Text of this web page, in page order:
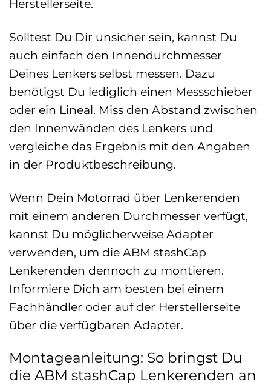
Herstellerseite.
Solltest Du Dir unsicher sein, kannst Du
auch einfach den Innendurchmesser
Deines Lenkers selbst messen. Dazu
benötigst Du lediglich einen Messschieber
oder ein Lineal. Miss den Abstand zwischen
den Innenwänden des Lenkers und
vergleiche das Ergebnis mit den Angaben
in der Produktbeschreibung.
Wenn Dein Motorrad über Lenkerenden
mit einem anderen Durchmesser verfügt,
kannst Du möglicherweise Adapter
verwenden, um die ABM stashCap
Lenkerenden dennoch zu montieren.
Informiere Dich am besten bei einem
Fachhändler oder auf der Herstellerseite
über die verfügbaren Adapter.
Montageanleitung: So bringst Du
die ABM stashCap Lenkerenden an